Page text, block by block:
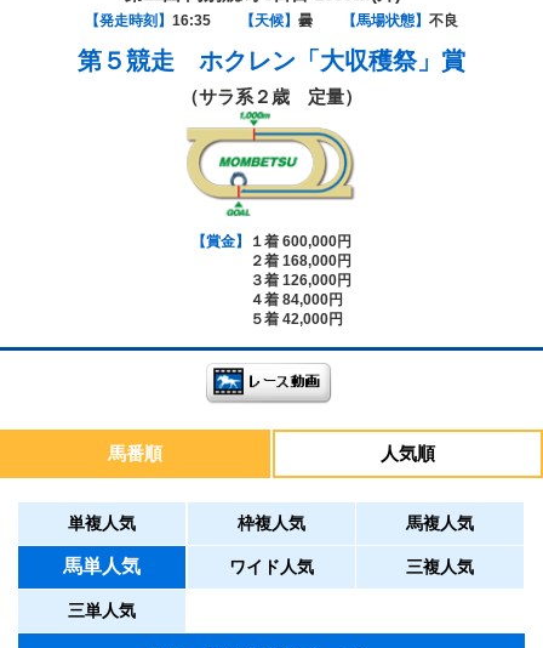
【発走時刻】 16:35 【天候】 曇 【馬場状態】 不良
第５競走 ホクレン「大収穫祭」賞
（サラ系２歳 定量）
【賞金】
１着 600,000円
２着 168,000円
３着 126,000円
４着 84,000円
５着 42,000円
馬番順 人気順
単複人気 枠複人気 馬複人気
馬単人気 ワイド人気 三複人気
三単人気